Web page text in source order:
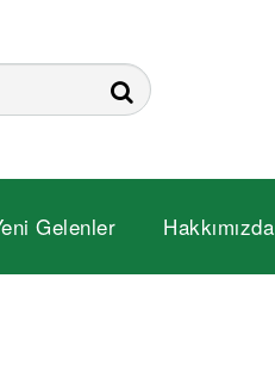
Gelenler Hakkımızda